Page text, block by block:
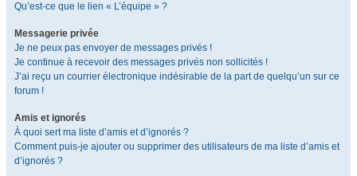
Qu’est-ce que le lien « L’équipe » ?
Messagerie privée
Je ne peux pas envoyer de messages privés !
Je continue à recevoir des messages privés non sollicités !
J’ai reçu un courrier électronique indésirable de la part de quelqu’un sur ce
forum !
Amis et ignorés
À quoi sert ma liste d’amis et d’ignorés ?
Comment puis-je ajouter ou supprimer des utilisateurs de ma liste d’amis et
d’ignorés ?